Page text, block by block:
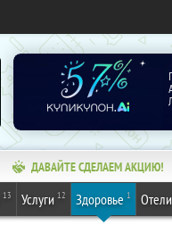
ДАВАЙТЕ СДЕЛАЕМ АКЦИЮ!
13 Услуги 12 Здоровье 1 Отели